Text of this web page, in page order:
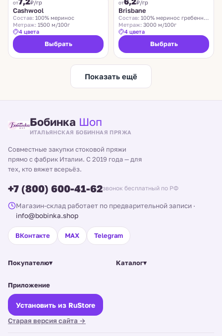
от ₽/гр
Cashwool
Состав: 100% меринос
Метраж: 1500 м/100г
4 цвета
Выбрать
от ₽/гр
Brisbane
Состав: 100% меринос гребенной
Метраж: 3000 м/100г
4 цвета
Выбрать
Показать ещё
Бобинка Шоп
ИТАЛЬЯНСКАЯ БОБИННАЯ ПРЯЖА
Совместные закупки стоковой пряжи
прямо с фабрик Италии. С 2019 года — для
тех, кто вяжет всерьёз.
+7 (800) 600-41-62звонок бесплатный по РФ
Магазин-склад работает по предварительной записи ·
info@bobinka.shop
ВКонтакте MAX Telegram
Покупателю▾ Каталог▾
Приложение
Установить из RuStore
Старая версия сайта →